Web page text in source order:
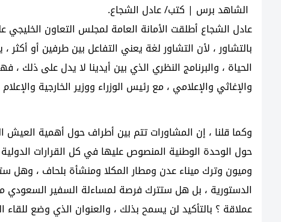
الشاهد برس | كتب/ عادل الشجاع.
عادل الشجاع أطلقت الأمانة العامة لمجلس التعاون الخليجي
بالتشاور ، لأن التشاور لغة يعني التفاعل بين طرفين أو
الحياة ، والبرنامج النظري الذي بين أيدينا لا يدل على
والإغاثي والإعلامي ، مع رئيس الوزراء ووزير الخارجية
وكما قلنا ، إن المشاورات تتم بين أطراف حول أهمية
حول الوحدة الوطنية المنصوص عليها في كل القرارات
وميون وترك ميناء عدن ومطار المكلا ومنشأة بلحاف ، وهل
الدستورية ، بل هل ستترك فرصة لمساءلة السفير السعودي
عملاقة ؟ بالتأكيد لن يسمح بذلك ، والعنوان الذي وضع